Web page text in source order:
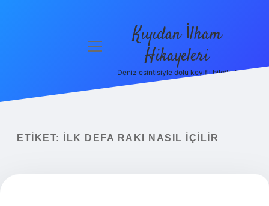
menüyü
Kıyıdan İlham
Hikayeleri
Deniz esintisiyle dolu keyifli bilgiler!
ETIKET: İLK DEFA RAKI NASIL IÇILIR